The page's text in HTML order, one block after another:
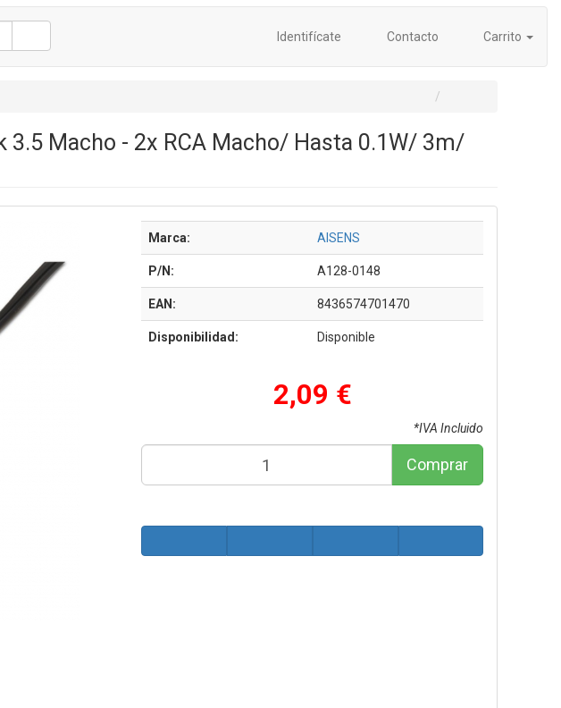
Identifícate Contacto Carrito
3.5 Macho - 2x RCA Macho/ Hasta 0.1W/ 3m/
Marca: AISENS
P/N: A128-0148
EAN: 8436574701470
Disponibilidad: Disponible
2,09 €
*IVA Incluido
Comprar